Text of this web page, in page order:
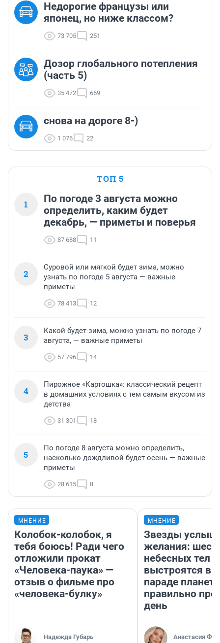
Недорогие французы или
японец, но ниже классом?
73 705 251
Дозор глобального потепления
(часть 5)
35 472 659
снова на дороге 8-)
1 076 22
ТОП 5
1
По погоде 3 августа можно
определить, каким будет
декабрь, — приметы и поверья
87 688 11
2
Суровой или мягкой будет зима, можно
узнать по погоде 5 августа — важные
приметы
78 413 12
3
Какой будет зима, можно узнать по погоде 7
августа, — важные приметы
57 796 14
4
Пирожное «Картошка»: классический рецепт
в домашних условиях с тем самым вкусом из
детства
31 301 18
5
По погоде 8 августа можно определить,
насколько дождливой будет осень — важные
приметы
28 615 8
МНЕНИЕ
Колобок-колобок, я
тебя боюсь! Ради чего
отложили прокат
«Человека-паука» —
отзыв о фильме про
«человека-булку»
Надежда Губарь
МНЕНИЕ
Звезды
желания:
небесных тел
выстроятся в
параде планет
правильно
день
Анастасия